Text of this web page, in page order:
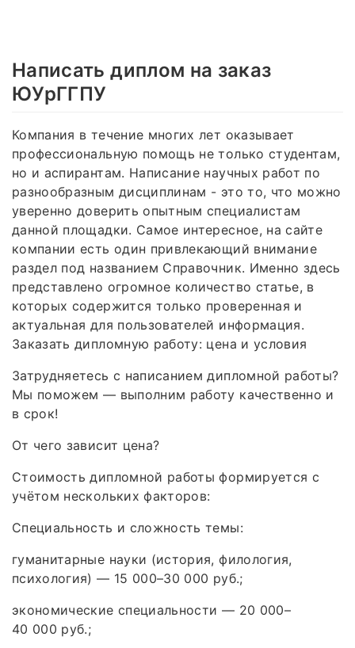
Написать диплом на заказ
ЮУрГГПУ
Компания в течение многих лет оказывает
профессиональную помощь не только студентам,
но и аспирантам. Написание научных работ по
разнообразным дисциплинам - это то, что можно
уверенно доверить опытным специалистам
данной площадки. Самое интересное, на сайте
компании есть один привлекающий внимание
раздел под названием Справочник. Именно здесь
представлено огромное количество статье, в
которых содержится только проверенная и
актуальная для пользователей информация.
Заказать дипломную работу: цена и условия
Затрудняетесь с написанием дипломной работы?
Мы поможем — выполним работу качественно и
в срок!
От чего зависит цена?
Стоимость дипломной работы формируется с
учётом нескольких факторов:
Специальность и сложность темы:
гуманитарные науки (история, филология,
психология) — 15 000–30 000 руб.;
экономические специальности — 20 000–
40 000 руб.;